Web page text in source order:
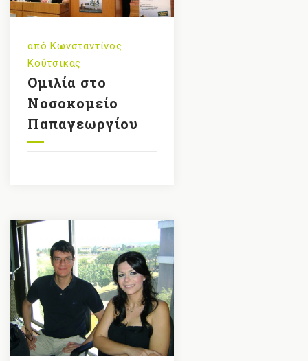
απόΚωνσταντίνος
Κούτσικας
Ομιλία στο
Νοσοκομείο
Παπαγεωργίου